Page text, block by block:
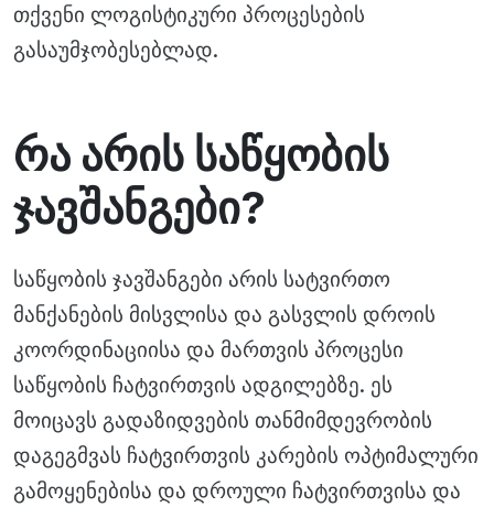
თქვენი ლოგისტიკური პროცესების
გასაუმჯობესებლად.
რა არის საწყობის
ჯავშანგები?
საწყობის ჯავშანგები არის სატვირთო
მანქანების მისვლისა და გასვლის დროის
კოორდინაციისა და მართვის პროცესი
საწყობის ჩატვირთვის ადგილებზე. ეს
მოიცავს გადაზიდვების თანმიმდევრობის
დაგეგმვას ჩატვირთვის კარების ოპტიმალური
გამოყენებისა და დროული ჩატვირთვისა და